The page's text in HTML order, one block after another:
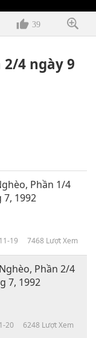
39
2/4 ngày 9
Phần 1/4
7, 1992
19 7468 Lượt Xem
Phần 2/4
7, 1992
20 6248 Lượt Xem